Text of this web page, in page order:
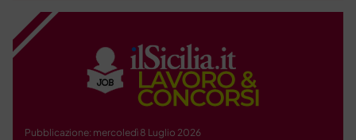
Pubblicazione: mercoledì 8 Luglio 2026